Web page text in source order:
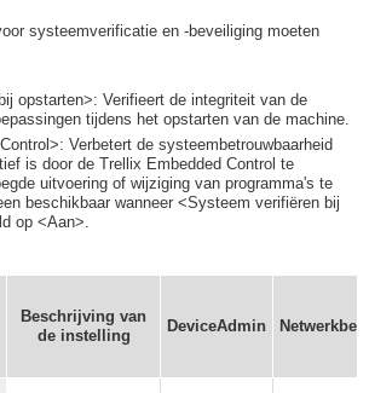
systeemverificatie en -beveiliging moeten
opstarten>: Verifieert de integriteit van de
tijdens het opstarten van de machine.
Verbetert de systeembetrouwbaarheid
is door de Trellix Embedded Control te
uitvoering of wijziging van programma's te
beschikbaar wanneer <Systeem verifiëren bij
op <Aan>.
Beschrijving van
de instelling
DeviceAdmin